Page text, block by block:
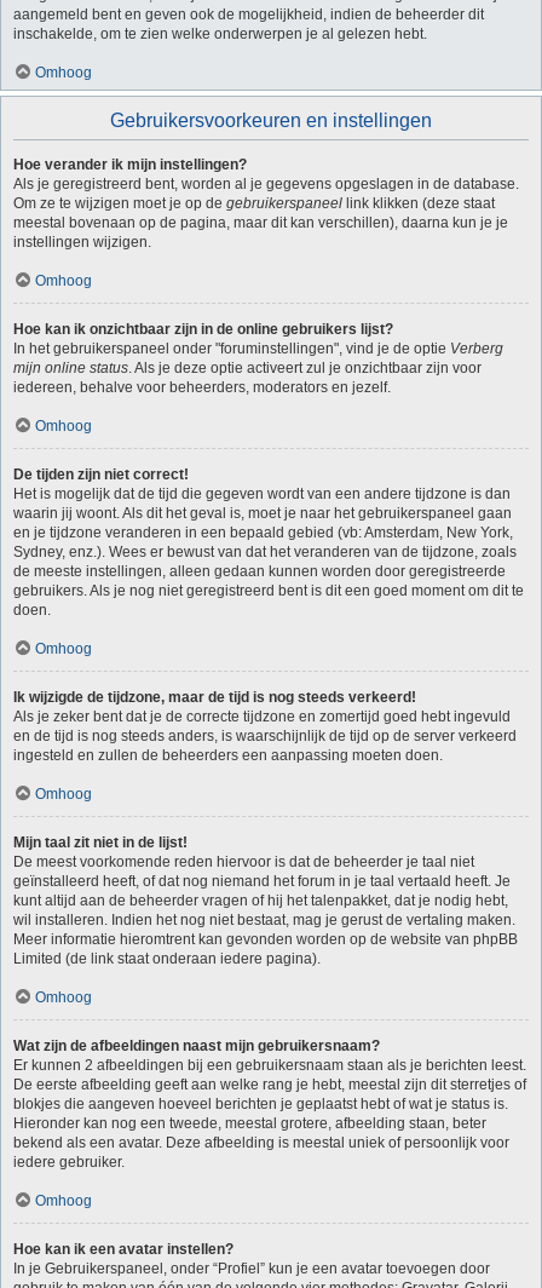
aangemeld bent en geven ook de mogelijkheid, indien de beheerder dit
inschakelde, om te zien welke onderwerpen je al gelezen hebt.
Omhoog
Gebruikersvoorkeuren en instellingen
Hoe verander ik mijn instellingen?
Als je geregistreerd bent, worden al je gegevens opgeslagen in de database.
Om ze te wijzigen moet je op de gebruikerspaneel link klikken (deze staat
meestal bovenaan op de pagina, maar dit kan verschillen), daarna kun je je
instellingen wijzigen.
Omhoog
Hoe kan ik onzichtbaar zijn in de online gebruikers lijst?
In het gebruikerspaneel onder "foruminstellingen", vind je de optie Verberg
mijn online status. Als je deze optie activeert zul je onzichtbaar zijn voor
iedereen, behalve voor beheerders, moderators en jezelf.
Omhoog
De tijden zijn niet correct!
Het is mogelijk dat de tijd die gegeven wordt van een andere tijdzone is dan
waarin jij woont. Als dit het geval is, moet je naar het gebruikerspaneel gaan
en je tijdzone veranderen in een bepaald gebied (vb: Amsterdam, New York,
Sydney, enz.). Wees er bewust van dat het veranderen van de tijdzone, zoals
de meeste instellingen, alleen gedaan kunnen worden door geregistreerde
gebruikers. Als je nog niet geregistreerd bent is dit een goed moment om dit te
doen.
Omhoog
Ik wijzigde de tijdzone, maar de tijd is nog steeds verkeerd!
Als je zeker bent dat je de correcte tijdzone en zomertijd goed hebt ingevuld
en de tijd is nog steeds anders, is waarschijnlijk de tijd op de server verkeerd
ingesteld en zullen de beheerders een aanpassing moeten doen.
Omhoog
Mijn taal zit niet in de lijst!
De meest voorkomende reden hiervoor is dat de beheerder je taal niet
geïnstalleerd heeft, of dat nog niemand het forum in je taal vertaald heeft. Je
kunt altijd aan de beheerder vragen of hij het talenpakket, dat je nodig hebt,
wil installeren. Indien het nog niet bestaat, mag je gerust de vertaling maken.
Meer informatie hieromtrent kan gevonden worden op de website van phpBB
Limited (de link staat onderaan iedere pagina).
Omhoog
Wat zijn de afbeeldingen naast mijn gebruikersnaam?
Er kunnen 2 afbeeldingen bij een gebruikersnaam staan als je berichten leest.
De eerste afbeelding geeft aan welke rang je hebt, meestal zijn dit sterretjes of
blokjes die aangeven hoeveel berichten je geplaatst hebt of wat je status is.
Hieronder kan nog een tweede, meestal grotere, afbeelding staan, beter
bekend als een avatar. Deze afbeelding is meestal uniek of persoonlijk voor
iedere gebruiker.
Omhoog
Hoe kan ik een avatar instellen?
In je Gebruikerspaneel, onder “Profiel” kun je een avatar toevoegen door